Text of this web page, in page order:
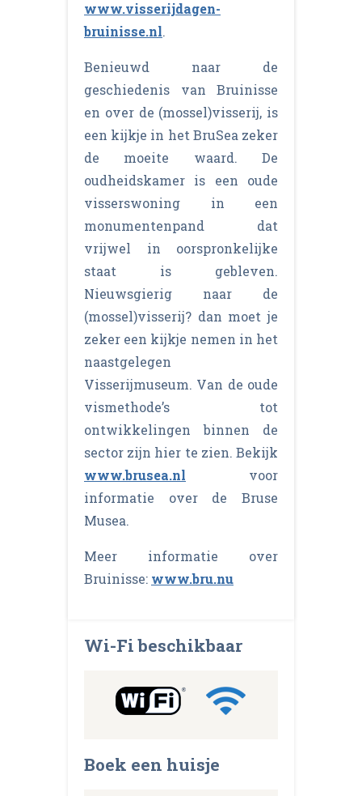
www.visserijdagen-
bruinisse.nl.
Benieuwd naar de
geschiedenis van Bruinisse
en over de (mossel)visserij, is
een kijkje in het BruSea zeker
de moeite waard. De
oudheidskamer is een oude
visserswoning in een
monumentenpand dat
vrijwel in oorspronkelijke
staat is gebleven.
Nieuwsgierig naar de
(mossel)visserij? dan moet je
zeker een kijkje nemen in het
naastgelegen
Visserijmuseum. Van de oude
vismethode’s tot
ontwikkelingen binnen de
sector zijn hier te zien. Bekijk
www.brusea.nl voor
informatie over de Bruse
Musea.
Meer informatie over
Bruinisse: www.bru.nu
Wi-Fi beschikbaar
Boek een huisje